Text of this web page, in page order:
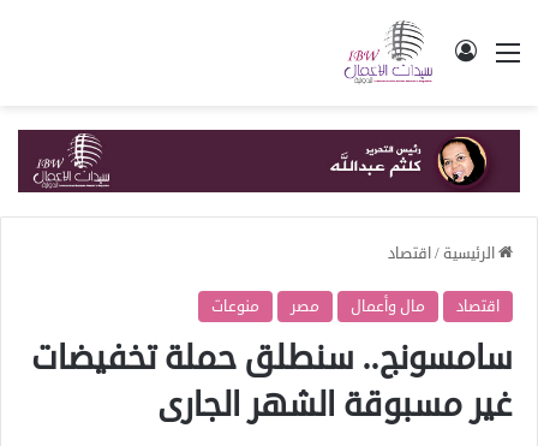
القائمة تسجيل الدخول
الرئيسية/اقتصاد
اقتصاد مال وأعمال مصر منوعات
سامسونج.. سنطلق حملة تخفيضات
غير مسبوقة الشهر الجارى